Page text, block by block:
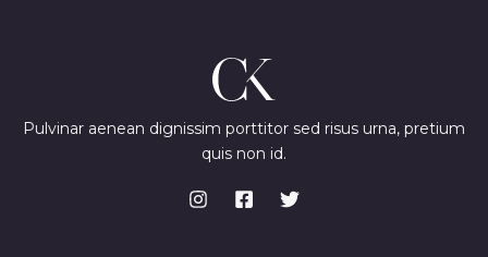
Pulvinar aenean dignissim porttitor sed risus urna, pretium
quis non id.